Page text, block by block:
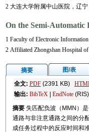
2 大连大学附属中山医院，辽宁
On the Semi-Automatic
1 Faculty of Electronic
2 Affiliated Zhongshan Hospital
摘要 图/表
全文: PDF(2391 KB)
输出: BibTeX| EndNote
摘要 失匹配负波（MMN）
通路与非注意通路之间的分
成任务过程中的反应时间和